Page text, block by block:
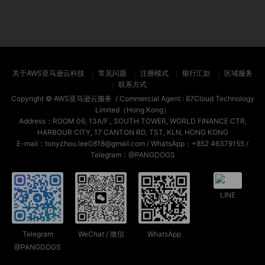
关于AWS亚马逊云科技 常见问题 注册模式 银行汇款
区域服务
联系方式
Copyright © AWS亚马逊云服务 / Commercial Agent : 87Cloud Technology
Limited（Hong Kong）
Address：ROOM 06, 13A/F., SOUTH TOWER, WORLD FINANCE CTR,
HARBOUR CITY, 17 CANTON RD, TST, KLN, HONG KONG
E-mail：tonyzhou.lee0818@gmail.com / WhatsApp：+852 46379155 /
Telegram：@PANGDOGS
Telegram
@PANGDOGS
WeChat / 微信 WhatsApp
LINE